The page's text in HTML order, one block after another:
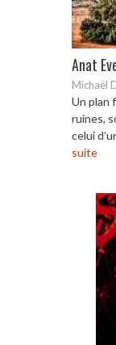
Anat
Michaël
Un plan
ruines,
celui
suite